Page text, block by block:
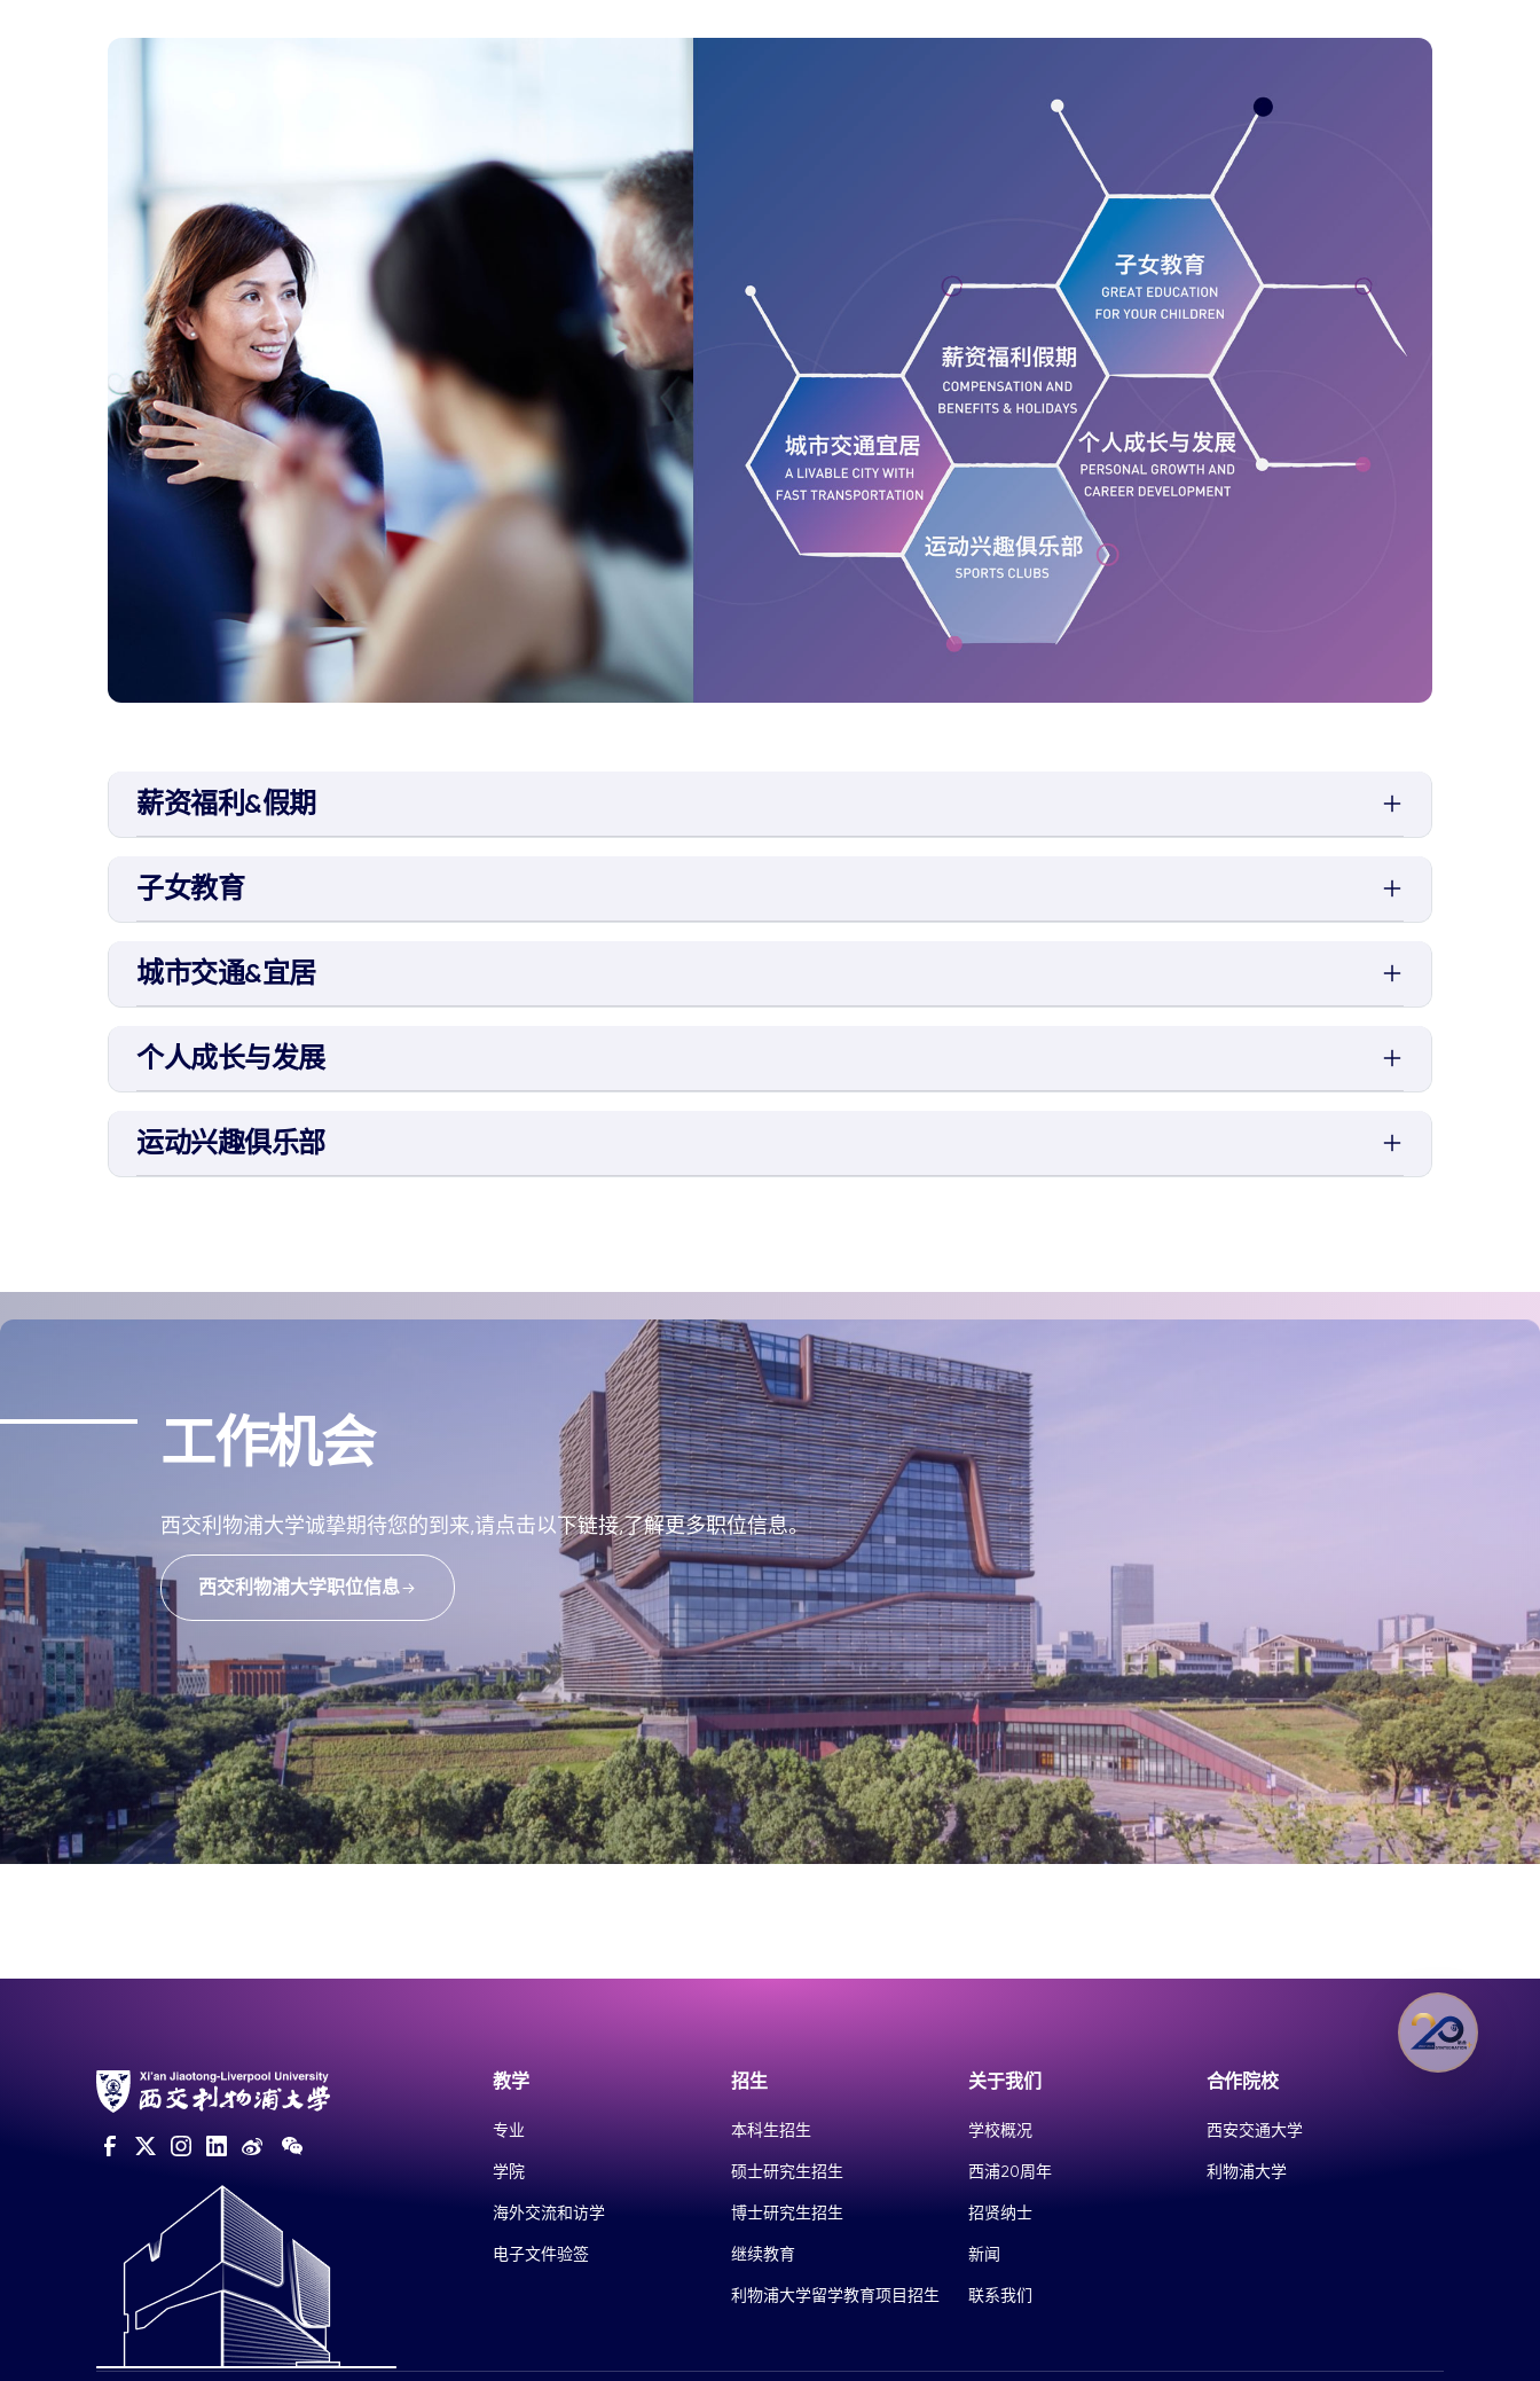
薪资福利&假期
子女教育
城市交通&宜居
个人成长与发展
运动兴趣俱乐部
工作机会
西交利物浦大学诚挚期待您的到来,请点击以下链接,了解更多职位信息。
西交利物浦大学职位信息
教学
专业
学院
海外交流和访学
电子文件验签
招生
本科生招生
硕士研究生招生
博士研究生招生
继续教育
利物浦大学留学教育项目招生
关于我们
学校概况
西浦20周年
招贤纳士
新闻
联系我们
合作院校
西安交通大学
利物浦大学